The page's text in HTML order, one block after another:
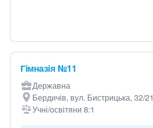
Гімназія №11
Державна
Бердичів, вул. Бистрицька, 32/21
Учні/освітяни 8:1